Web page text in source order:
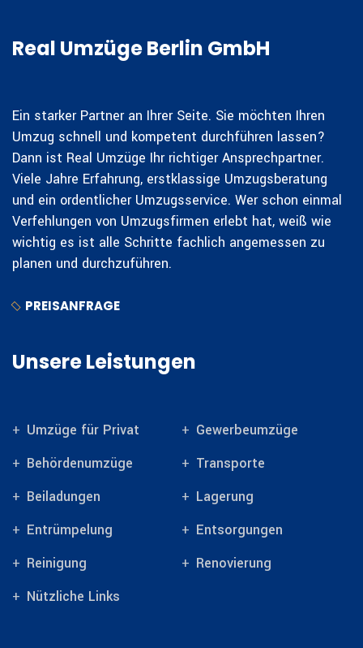
Real Umzüge Berlin GmbH
Ein starker Partner an Ihrer Seite. Sie möchten Ihren
Umzug schnell und kompetent durchführen lassen?
Dann ist Real Umzüge Ihr richtiger Ansprechpartner.
Viele Jahre Erfahrung, erstklassige Umzugsberatung
und ein ordentlicher Umzugsservice. Wer schon einmal
Verfehlungen von Umzugsfirmen erlebt hat, weiß wie
wichtig es ist alle Schritte fachlich angemessen zu
planen und durchzuführen.
PREISANFRAGE
Unsere Leistungen
Umzüge für Privat
Gewerbeumzüge
Behördenumzüge
Transporte
Beiladungen
Lagerung
Entrümpelung
Entsorgungen
Reinigung
Renovierung
Nützliche Links